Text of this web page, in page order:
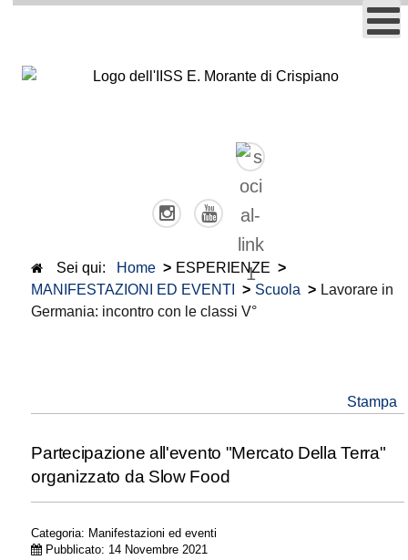
Sei qui: Home > ESPERIENZE >
MANIFESTAZIONI ED EVENTI
> Scuola > Lavorare in
Germania: incontro con le classi V°
Stampa
Partecipazione all'evento "Mercato Della Terra"
organizzato da Slow Food
Categoria: Manifestazioni ed eventi
Pubblicato: 14 Novembre 2021